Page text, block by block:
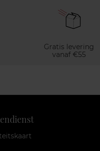
Gratis levering
vanaf €55